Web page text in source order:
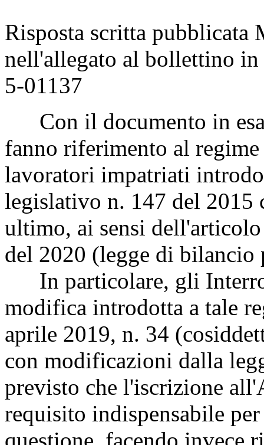
Risposta scritta
nell'allegato al bollettino
5-01137
Con il documento in
fanno riferimento al
lavoratori impatriati
legislativo n. 147 del 2015
ultimo, ai sensi
del 2020 (legge di bilancio
In particolare, gli
modifica introdotta a tale
aprile 2019, n. 34
con modificazioni dalla
previsto che l'iscrizione
requisito indispensabile